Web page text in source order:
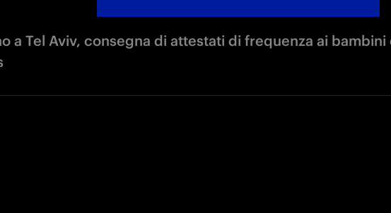
a Tel Aviv, consegna di attestati di frequenza ai